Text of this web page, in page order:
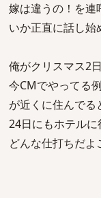
嫁は違うの！を連
いか正直に話し始
俺がクリスマス2
今CMでやってる
が近くに住んでる
24日にもホテル
どんな仕打ちだよ